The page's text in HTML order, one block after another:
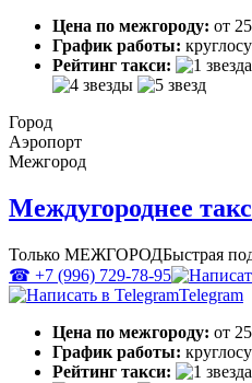
Цена по межгороду: от
График работы:
Рейтинг такси:
Город
Аэропорт
Межгород
Междугороднее
Только МЕЖГОРОДБыстрая
☎ +7 (996) 729-78-95
Telegram
Цена по межгороду: от
График работы:
Рейтинг такси: